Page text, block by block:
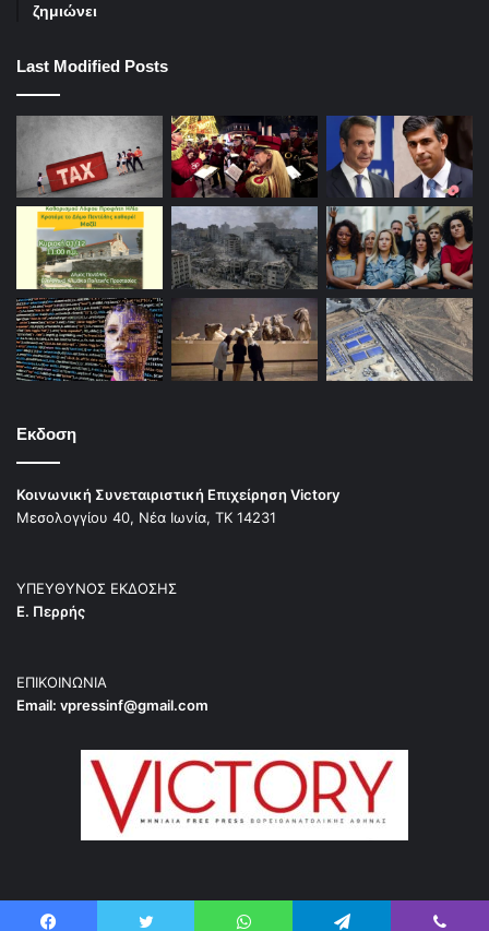
ζημιώνει
Last Modified Posts
Εκδοση
Κοινωνική Συνεταιριστική Επιχείρηση Victory
Μεσολογγίου 40, Νέα Ιωνία, ΤΚ 14231
ΥΠΕΥΘΥΝΟΣ ΕΚΔΟΣΗΣ
Ε. Περρής
ΕΠΙΚΟΙΝΩΝΙΑ
Email: vpressinf@gmail.com